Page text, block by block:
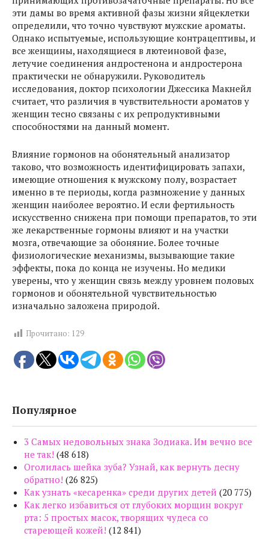
эти дамы во время активной фазы жизни яйцеклетки
определили, что точно чувствуют мужские ароматы.
Однако испытуемые, использующие контрацептивы, и
все женщины, находящиеся в лютеиновой фазе,
летучие соединения андростенона и андростерона
практически не обнаружили. Руководитель
исследования, доктор психологии Джессика Макнейл
считает, что различия в чувствительности ароматов у
женщин тесно связаны с их репродуктивными
способностями на данный момент.
Влияние гормонов на обонятельный анализатор
таково, что возможность идентифицировать запахи,
имеющие отношения к мужскому полу, возрастает
именно в те периоды, когда размножение у данных
женщин наиболее вероятно. И если фертильность
искусственно снижена при помощи препаратов, то эти
же лекарственные гормоны влияют и на участки
мозга, отвечающие за обоняние. Более точные
физиологические механизмы, вызывающие такие
эффекты, пока до конца не изучены. Но медики
уверены, что у женщин связь между уровнем половых
гормонов и обонятельной чувствительностью
изначально заложена природой.
Прочитано: 129
Популярное
3 Самых недовольных знака Зодиака. Им вечно все
не так! (48 618)
Оголилась шейка зуба? Узнай, как вернуть десну
обратно! (26 825)
Как узнать «кесаренка» среди других детей (20 775)
Как легко избавиться от глубоких морщин вокруг
рта: 5 простых масок, творящих чудеса со
стареющей кожей! (12 841)